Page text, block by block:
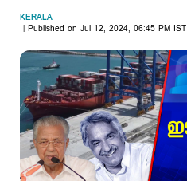
KERALA
Published on Jul 12, 2024, 06:45 PM IST